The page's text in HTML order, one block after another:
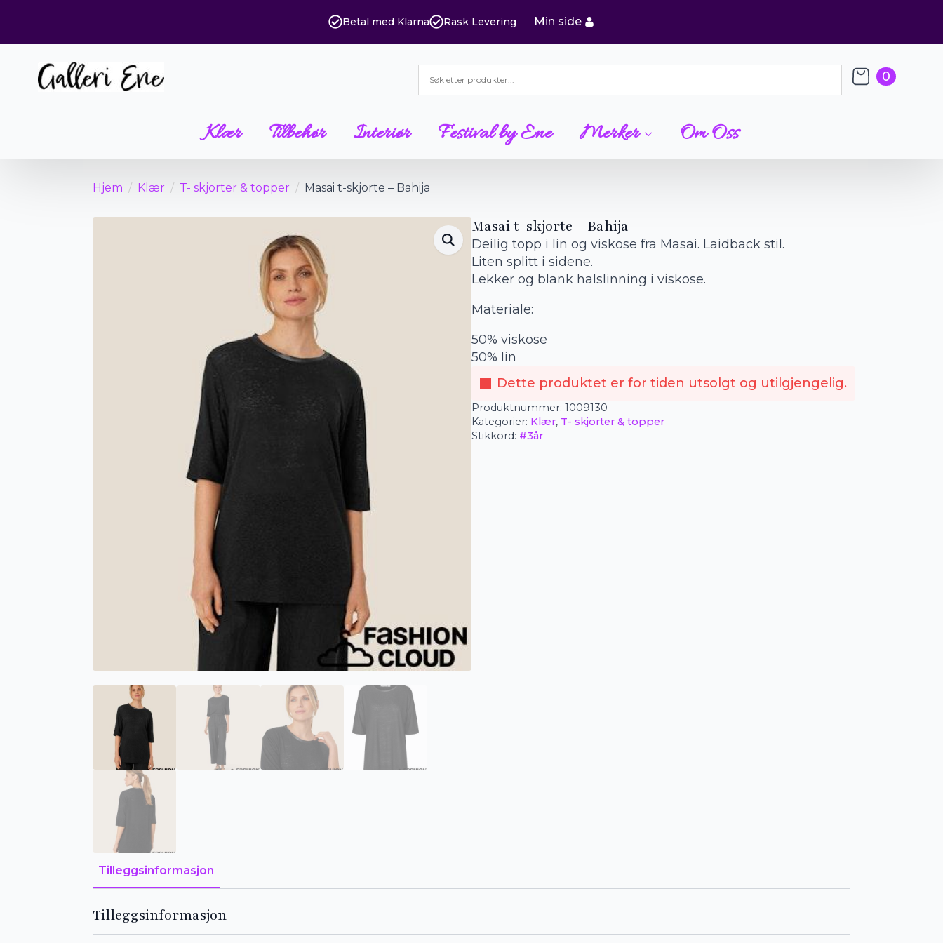
Betal med Klarna Rask Levering Min side
0
Klær Tilbehør Interiør Festival by Ene Merker Om Oss
Hjem Klær T- skjorter & topper Masai t-skjorte – Bahija
Masai t-skjorte – Bahija
Deilig topp i lin og viskose fra Masai. Laidback stil.
Liten splitt i sidene.
Lekker og blank halslinning i viskose.
Materiale:
50% viskose
50% lin
Dette produktet er for tiden utsolgt og utilgjengelig.
Produktnummer: 1009130
Kategorier: Klær, T- skjorter & topper
Stikkord: #3år
Tilleggsinformasjon
Tilleggsinformasjon